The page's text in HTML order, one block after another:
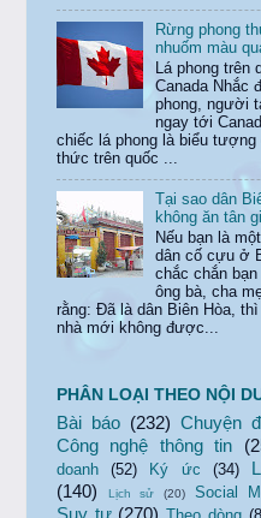
Rừng phong
nhuốm màu
Lá phong trên
Canada Nhắc
phong, người
ngay tới
chiếc lá phong là biểu tượng
thức trên quốc ...
Tại sao dân
không ăn tân
Nếu bạn là
dân cố cựu ở
chắc chắn
ông bà, cha
rằng: Đã là dân Biên Hòa,
nhà mới không được...
PHÂN LOẠI THEO NỘI
Bài báo (232) Chuyện
Công nghệ thông tin
doanh
(52) Ký ức (34)
(140)
Lịch sử (20) Social